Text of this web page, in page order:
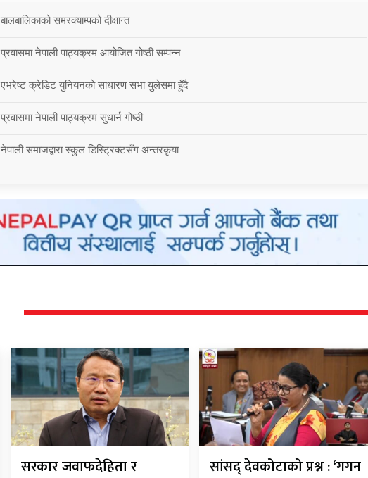
बालबालिकाको समरक्याम्पको दीक्षान्त
प्रवासमा नेपाली पाठ्यक्रम आयोजित गोष्ठी सम्पन्न
एभरेष्ट क्रेडिट युनियनको साधारण सभा युलेसमा हुँदै
प्रवासमा नेपाली पाठ्यक्रम सुधार्न गोष्ठी
नेपाली समाजद्वारा स्कुल डिस्ट्रिक्टसँग अन्तरकृया
सरकार जवाफदेहिता र
सांसद् देवकोटाको प्रश्न : ‘गगन